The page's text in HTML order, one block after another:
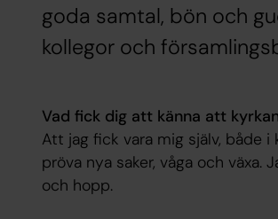
goda samtal, bön och
kollegor och
Vad fick dig att känna att
Att jag fick vara mig själv, både
pröva nya saker, våga och
och hopp.